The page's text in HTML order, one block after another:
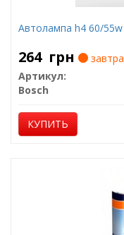
Автолампа h4 60/55w
264 грн
завтра
Артикул:
Bosch
КУПИТЬ